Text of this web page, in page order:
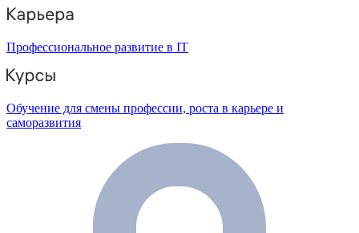
Профессиональное развитие в IT
Обучение для смены профессии, роста в карьере и
саморазвития